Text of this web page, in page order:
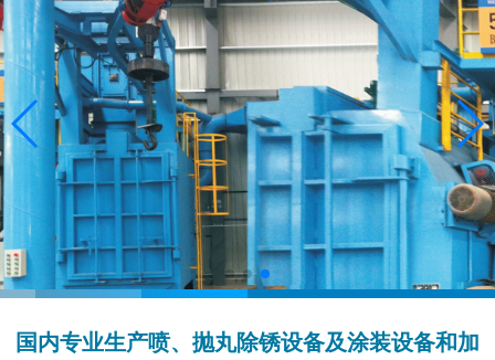
国内专业生产喷、抛丸除锈设备及涂装设备和加